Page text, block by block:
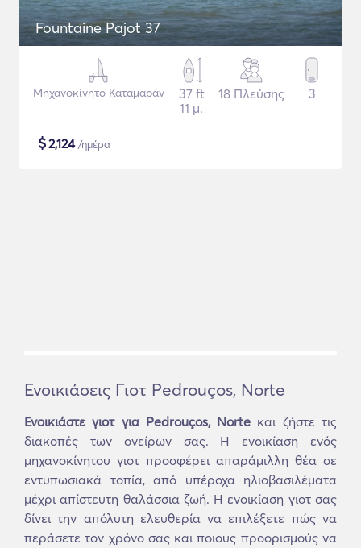
Fountaine Pajot 37
Μηχανοκίνητο Καταμαράν
37 ft
11 μ.
18 Πλεύσης 3
$2,124/ημέρα
Ενοικιάσεις Γιοτ Pedrouços, Norte
Ενοικιάστε γιοτ για Pedrouços, Norte και ζήστε τις
διακοπές των ονείρων σας. Η ενοικίαση ενός
μηχανοκίνητου γιοτ προσφέρει απαράμιλλη θέα σε
εντυπωσιακά τοπία, από υπέροχα ηλιοβασιλέματα
μέχρι απίστευτη θαλάσσια ζωή. Η ενοικίαση γιοτ σας
δίνει την απόλυτη ελευθερία να επιλέξετε πώς να
περάσετε τον χρόνο σας και ποιους προορισμούς να